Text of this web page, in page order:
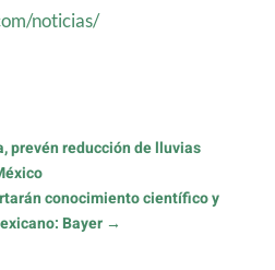
noticias/
prevén reducción de lluvias
conocimiento científico y
Bayer→